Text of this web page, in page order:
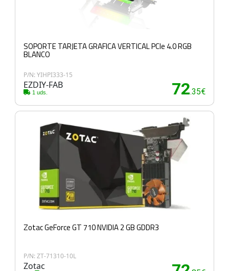
SOPORTE TARJETA GRAFICA VERTICAL PCIe 4.0 RGB
BLANCO
P/N: YIHPI333-15
EZDIY-FAB
1 uds. 72.35€
Zotac GeForce GT 710 NVIDIA 2 GB GDDR3
P/N: ZT-71310-10L
Zotac